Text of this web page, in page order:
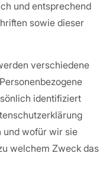
und entsprechend
sowie dieser
verschiedene
identifiziert
und wofür wir sie
welchem Zweck das